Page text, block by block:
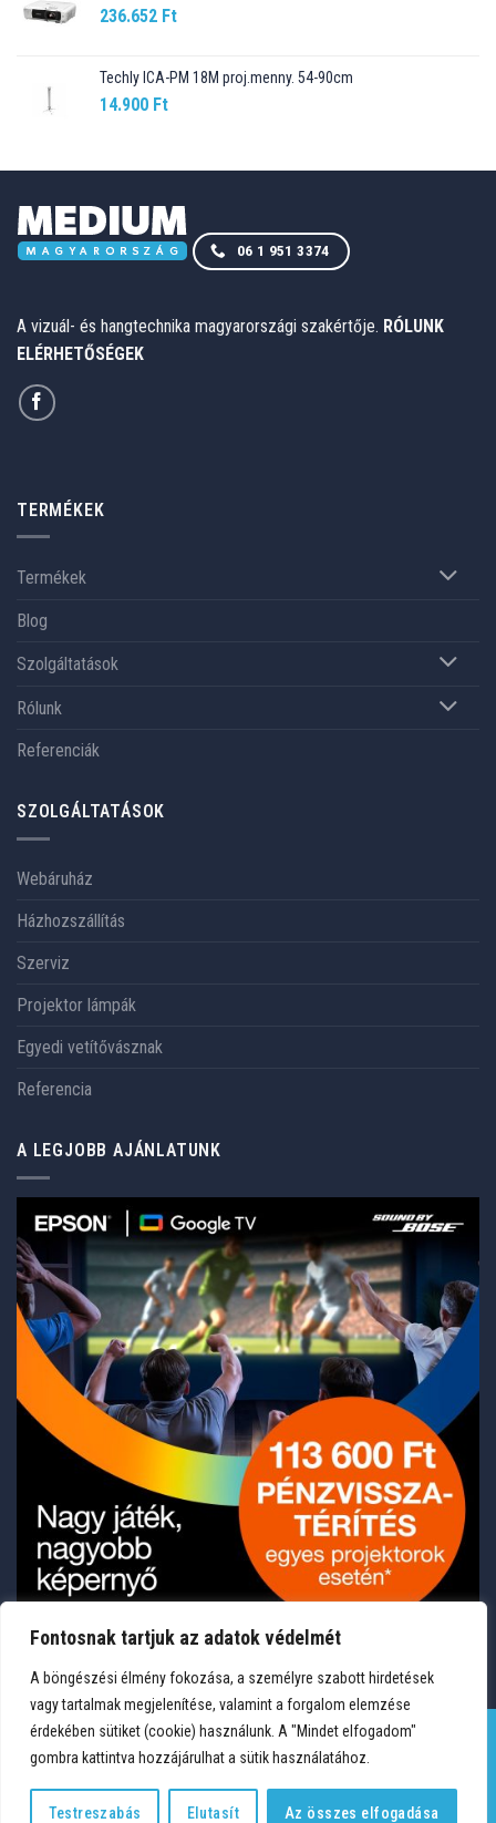
Fontosnak tartjuk az adatok védelmét
A böngészési élmény fokozása, a személyre szabott hirdetések
vagy tartalmak megjelenítése, valamint a forgalom elemzése
érdekében sütiket (cookie) használunk. A "Mindet elfogadom"
gombra kattintva hozzájárulhat a sütik használatához.
Testreszabás Elutasít Az összes elfogadása
236.652 Ft
Techly ICA-PM 18M proj.menny. 54-90cm
14.900 Ft
06 1 951 3374
A vizuál- és hangtechnika magyarországi szakértője. RÓLUNK
ELÉRHETŐSÉGEK
TERMÉKEK
Termékek
Blog
Szolgáltatások
Rólunk
Referenciák
SZOLGÁLTATÁSOK
Webáruház
Házhozszállítás
Szerviz
Projektor lámpák
Egyedi vetítővásznak
Referencia
A LEGJOBB AJÁNLATUNK